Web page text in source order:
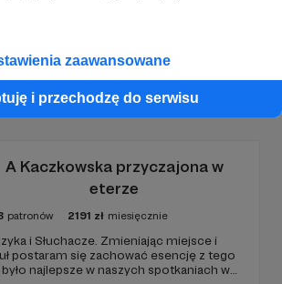
zaawansowane
i przechodzę do serwisu
autorzy
A Kaczkowska przyczajona w
eterze
patronów 2191 zł miesięcznie
i Słuchacze. Zmieniając miejsce i
postaram się zachować esencję z tego
najlepsze w naszych spotkaniach w